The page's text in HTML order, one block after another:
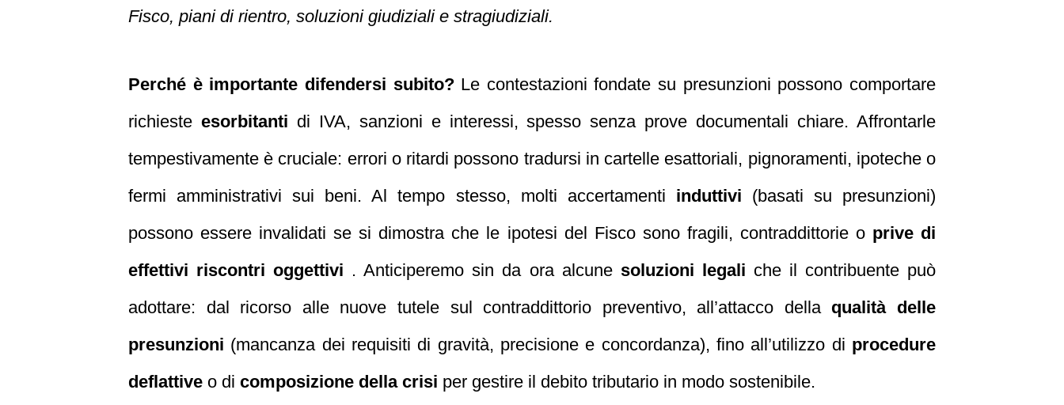
Fisco, piani di rientro, soluzioni giudiziali e stragiudiziali.
Perché è importante difendersi subito?Le contestazioni fondate su presunzioni possono comportare
richieste esorbitanti di IVA, sanzioni e interessi, spesso senza prove documentali chiare. Affrontarle
tempestivamente è cruciale: errori o ritardi possono tradursi in cartelle esattoriali, pignoramenti, ipoteche o
fermi amministrativi sui beni. Al tempo stesso, molti accertamenti induttivi (basati su presunzioni)
possono essere invalidati se si dimostra che le ipotesi del Fisco sono fragili, contraddittorie o prive di
effettivi riscontri oggettivi . Anticiperemo sin da ora alcune soluzioni legali che il contribuente può
adottare: dal ricorso alle nuove tutele sul contraddittorio preventivo, all’attacco della qualità delle
presunzioni (mancanza dei requisiti di gravità, precisione e concordanza), fino all’utilizzo di procedure
deflattive o di composizione della crisi per gestire il debito tributario in modo sostenibile.